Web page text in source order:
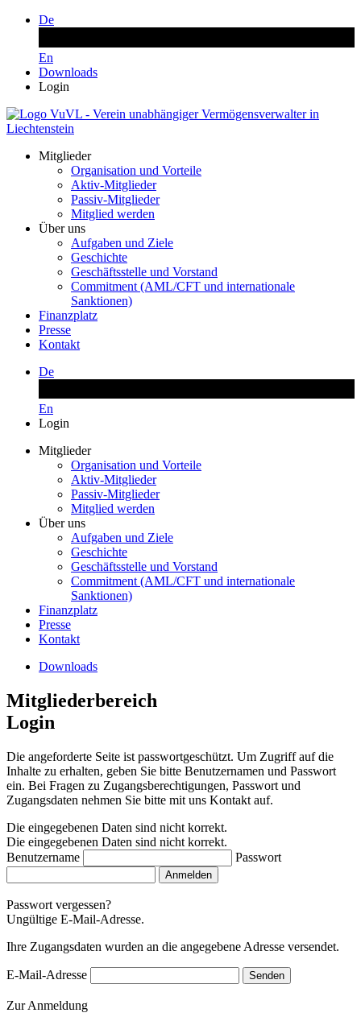
De
En
Downloads
Login
Mitglieder
Organisation und Vorteile
Aktiv-Mitglieder
Passiv-Mitglieder
Mitglied werden
Über uns
Aufgaben und Ziele
Geschichte
Geschäftsstelle und Vorstand
Commitment (AML/CFT und internationale
Sanktionen)
Finanzplatz
Presse
Kontakt
De
En
Login
Mitglieder
Organisation und Vorteile
Aktiv-Mitglieder
Passiv-Mitglieder
Mitglied werden
Über uns
Aufgaben und Ziele
Geschichte
Geschäftsstelle und Vorstand
Commitment (AML/CFT und internationale
Sanktionen)
Finanzplatz
Presse
Kontakt
Downloads
Mitgliederbereich
Login
Die angeforderte Seite ist passwortgeschützt. Um Zugriff auf die
Inhalte zu erhalten, geben Sie bitte Benutzernamen und Passwort
ein. Bei Fragen zu Zugangsberechtigungen, Passwort und
Zugangsdaten nehmen Sie bitte mit uns Kontakt auf.
Die eingegebenen Daten sind nicht korrekt.
Die eingegebenen Daten sind nicht korrekt.
Benutzername
Passwort
Anmelden
Passwort vergessen?
Ungültige E-Mail-Adresse.
Ihre Zugangsdaten wurden an die angegebene Adresse versendet.
E-Mail-Adresse Senden
Zur Anmeldung